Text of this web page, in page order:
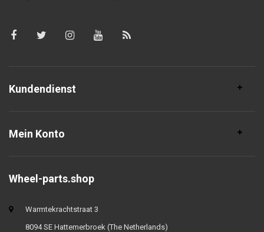
Kundendienst
Mein Konto
Wheel-parts.shop
Warmtekrachtstraat 3
8094 SE Hattemerbroek (The Netherlands)